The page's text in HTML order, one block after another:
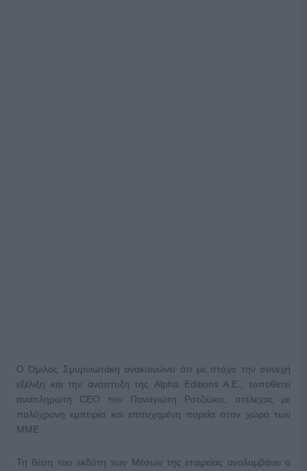
Ο Όμιλος Σμυρνιωτάκη ανακοινώνει ότι με στόχο την συνεχή
εξέλιξη και την ανάπτυξη της Alpha Editions A.E., τοποθετεί
αναπληρωτή CEO τον Παναγιώτη Ροτζιώκο, στέλεχος με
πολύχρονη εμπειρία και επιτυχημένη πορεία στον χώρο των
ΜΜΕ.
Τη θέση του εκδότη των Μέσων της εταιρείας αναλαμβάνει ο